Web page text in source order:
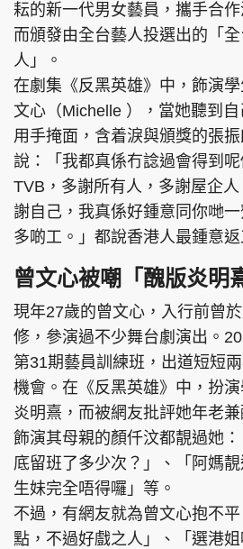
關於我們
聯絡我們
隱私政策聲明
使用條款
版權及免
Copyright © 東周網 版權所有 . 不得
©Eastweek.com.hk. All rights
耘的新一代男女藝員，攜手合
而頒發由全台藝人投選出的「
人」。
在劇集《反黑英雄》中，飾演
文心（Michelle ），當她聽到
用手掩面，含着淚與頒獎的張
說：「我都真係冇諗過會得到
TVB，多謝所有人，多謝屋企
謝自己，我真係好鍾意同你哋
多啲工。」都說香港人最鍾意返
曾文心被嘲「醜版炎明
現年27歲的曾文心，入行前曾
修，參演過不少舞台劇演出。
第31期藝員訓練班，出道短短
機會。在《反黑英雄》中，扮
炎明熹，而被網友批評她年老
飾演其母親的顏仟汶都靚過她
底留班了多少次？」、「阿媽
生妹完全唔得囉」等。
不過，有網友就為曾文心抱不
點，不過好戲之人」、「選港